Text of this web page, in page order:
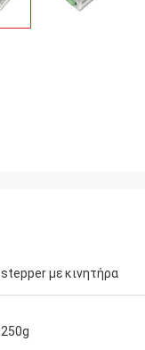
stepper με κινητήρα
250g